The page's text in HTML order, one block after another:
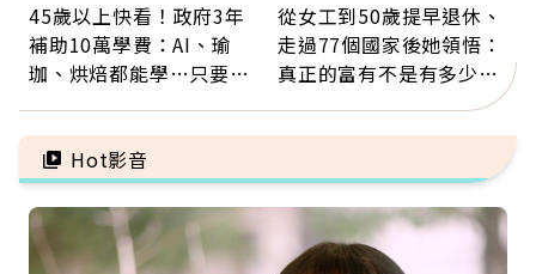
45歲以上快看！政府3年
補助10萬學費：AI、瑜
珈、烘焙都能學…只要願
從女工到50歲提早退休、
走過77個國家後她領悟：
真正的富有不是有多少
錢，而是擁有選擇人生的
自由
Hot影音